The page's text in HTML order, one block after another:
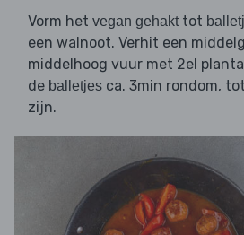
Vorm het vegan gehakt tot
een walnoot. Verhit een
middelhoog vuur met 2el
de balletjes ca. 3min rondom,
zijn.